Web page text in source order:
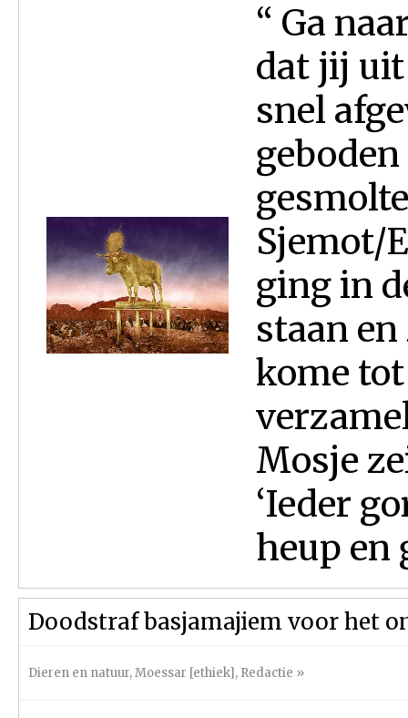
“ Ga
dat jij uit
snel
Sjemot/
ging in
staan en
kome tot
Mosje
‘Ieder
heup en
Doodstraf basjamajiem voor het
Dieren en natuur,Moessar [ethiek], Redactie »